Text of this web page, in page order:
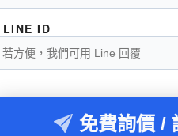
LINE ID
免費詢價 /